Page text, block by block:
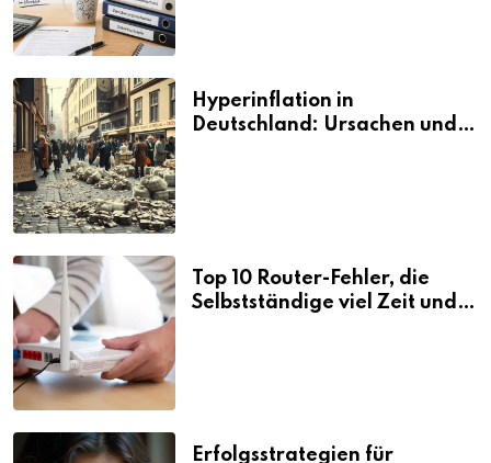
Hyperinflation in
Deutschland: Ursachen und
Top 10 Router-Fehler, die
Selbstständige viel Zeit und
Erfolgsstrategien für